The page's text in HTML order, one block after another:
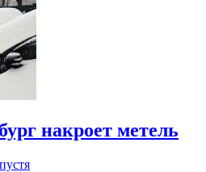
накроет метель